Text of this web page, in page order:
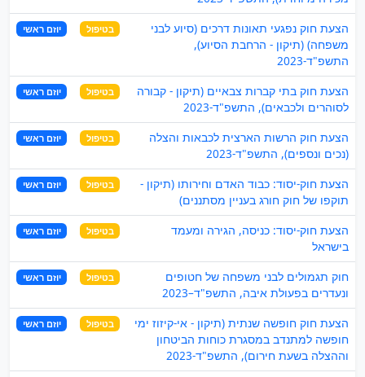
הצעת חוק נפגעי תאונות דרכים (סיוע לבני
משפחה) (תיקון - הרחבת הסיוע),
התשפ"ד-2023
בטיפול יוזם ראשי
הצעת חוק בתי קברות צבאיים (תיקון - קבורה
לסוהרים ולכבאים), התשפ"ד-2023
בטיפול יוזם ראשי
הצעת חוק הרשות הארצית לכבאות והצלה
(נכים ונספים), התשפ"ד-2023
בטיפול יוזם ראשי
הצעת חוק-יסוד: כבוד האדם וחירותו (תיקון -
תוקפו של חוק חורג בעניין מסתננים)
בטיפול יוזם ראשי
הצעת חוק-יסוד: כניסה, הגירה ומעמד
בישראל
בטיפול יוזם ראשי
חוק תגמולים לבני משפחה של חטופים
ונעדרים בפעולת איבה, התשפ"ד–2023
בטיפול יוזם ראשי
הצעת חוק חופשה שנתית (תיקון - אי-קיזוז ימי
חופשה למתנדב במסגרת כוחות הביטחון
וההצלה בשעת חירום), התשפ"ד-2023
בטיפול יוזם ראשי